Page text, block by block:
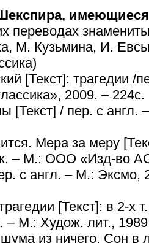
переводах
М. Кузьмина, И.
[Текст]: трагедии /
2009. – 224с.
[Текст] / пер. с англ.
Мера за меру
– М.: ООО «Изд-во
с англ. – М.: Эксмо,
[Текст]: в 2-х
– М.: Худож. лит.,
из ничего. Сон в